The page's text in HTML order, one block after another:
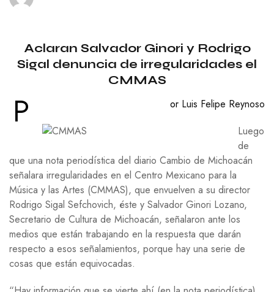
Aclaran Salvador Ginori y Rodrigo
Sigal denuncia de irregularidades el
CMMAS
P or Luis Felipe Reynoso
Luego
de
que una nota periodística del diario Cambio de Michoacán
señalara irregularidades en el Centro Mexicano para la
Música y las Artes (CMMAS), que envuelven a su director
Rodrigo Sigal Sefchovich, éste y Salvador Ginori Lozano,
Secretario de Cultura de Michoacán, señalaron ante los
medios que están trabajando en la respuesta que darán
respecto a esos señalamientos, porque hay una serie de
cosas que están equivocadas.